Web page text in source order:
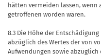
hätten vermeiden lassen,
getroffenen worden wären.
8.3 Die Höhe der
abzüg­lich des Wertes der von
Aufwendungen sowie abzüglich